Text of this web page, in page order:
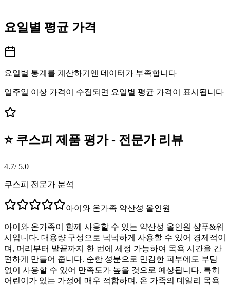
요일별 평균 가격
요일별 통계를 계산하기엔 데이터가 부족합니다
일주일 이상 가격이 수집되면 요일별 평균 가격이 표시됩니다
⭐ 쿠스피 제품 평가 - 전문가 리뷰
4.7/ 5.0
쿠스피 전문가 분석
아이와 온가족 약산성 올인원
아이와 온가족이 함께 사용할 수 있는 약산성 올인원 샴푸&워
시입니다. 대용량 구성으로 넉넉하게 사용할 수 있어 경제적이
며, 머리부터 발끝까지 한 번에 세정 가능하여 목욕 시간을 간
편하게 만들어 줍니다. 순한 성분으로 민감한 피부에도 부담
없이 사용할 수 있어 만족도가 높을 것으로 예상됩니다. 특히
어린이가 있는 가정에 매우 적합하며, 온 가족의 데일리 목욕